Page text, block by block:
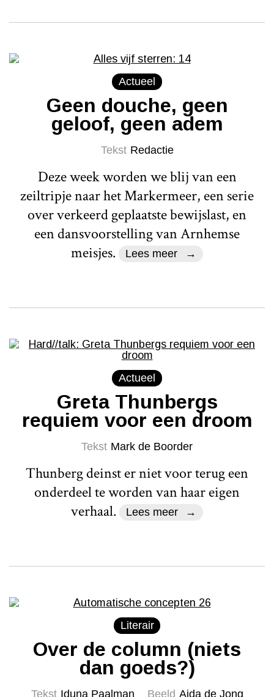
Actueel
Geen douche, geen
geloof, geen adem
Tekst Redactie
Deze week worden we blij van een
zeiltripje naar het Markermeer, een serie
over verkeerd geplaatste bewijslast, en
een dansvoorstelling van Arnhemse
meisjes.
Lees meer
Actueel
Greta Thunbergs
requiem voor een droom
Tekst Mark de Boorder
Thunberg deinst er niet voor terug een
onderdeel te worden van haar eigen
verhaal.
Lees meer
Literair
Over de column (niets
dan goeds?)
Tekst Iduna Paalman Beeld Aida de Jong